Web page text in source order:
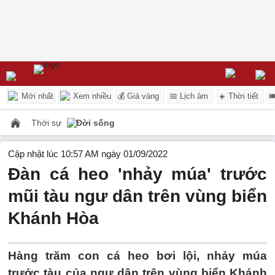
Mới nhất Xem nhiều 💰 Giá vàng 📅 Lịch âm ☀️ Thời tiết
Thời sự Đời sống
Cập nhật lúc 10:57 AM ngày 01/09/2022
Đàn cá heo 'nhảy múa' trước
mũi tàu ngư dân trên vùng biển
Khánh Hòa
Hàng trăm con cá heo bơi lội, nhảy múa